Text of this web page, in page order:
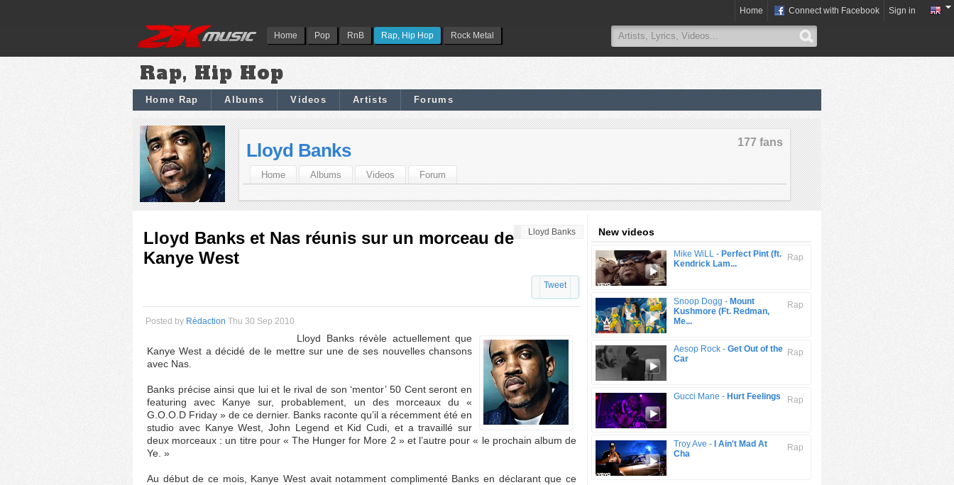
Home Pop RnB Rap, Hip Hop Rock Metal
Home Connect with Facebook Sign in
Rap, Hip Hop
Home Rap Albums Videos Artists Forums
177 fans
Lloyd Banks
Home Albums Videos Forum
Lloyd Banks
Lloyd Banks et Nas réunis sur un morceau de
Kanye West
Tweet
Posted by Rédaction Thu 30 Sep 2010
Lloyd Banks révèle actuellement que
Kanye West a décidé de le mettre sur une de ses nouvelles chansons
avec Nas.
Banks précise ainsi que lui et le rival de son ‘mentor’ 50 Cent seront en
featuring avec Kanye sur, probablement, un des morceaux du «
G.O.O.D Friday » de ce dernier. Banks raconte qu’il a récemment été en
studio avec Kanye West, John Legend et Kid Cudi, et a travaillé sur
deux morceaux : un titre pour « The Hunger for More 2 » et l’autre pour « le prochain album de
Ye. »
Au début de ce mois, Kanye West avait notamment complimenté Banks en déclarant que ce
New videos
Rap
Mike WiLL - Perfect Pint (ft.
Kendrick Lam...
Rap
Snoop Dogg - Mount
Kushmore (Ft. Redman,
Me...
Rap
Aesop Rock - Get Out of the
Car
Rap
Gucci Mane - Hurt Feelings
Rap
Troy Ave -
I Ain't Mad At
Cha